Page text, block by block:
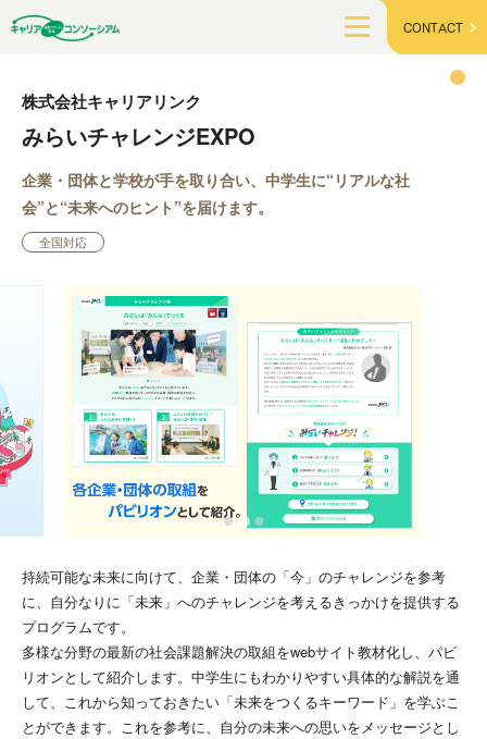
CONTACT
株式会社キャリアリンク
みらいチャレンジEXPO
企業・団体と学校が手を取り合い、中学生に“リアルな社
会”と“未来へのヒント”を届けます。
全国対応
持続可能な未来に向けて、企業・団体の「今」のチャレンジを参考
に、自分なりに「未来」へのチャレンジを考えるきっかけを提供する
プログラムです。
多様な分野の最新の社会課題解決の取組をwebサイト教材化し、パビ
リオンとして紹介します。中学生にもわかりやすい具体的な解説を通
して、これから知っておきたい「未来をつくるキーワード」を学ぶこ
とができます。これを参考に、自分の未来への思いをメッセージとし